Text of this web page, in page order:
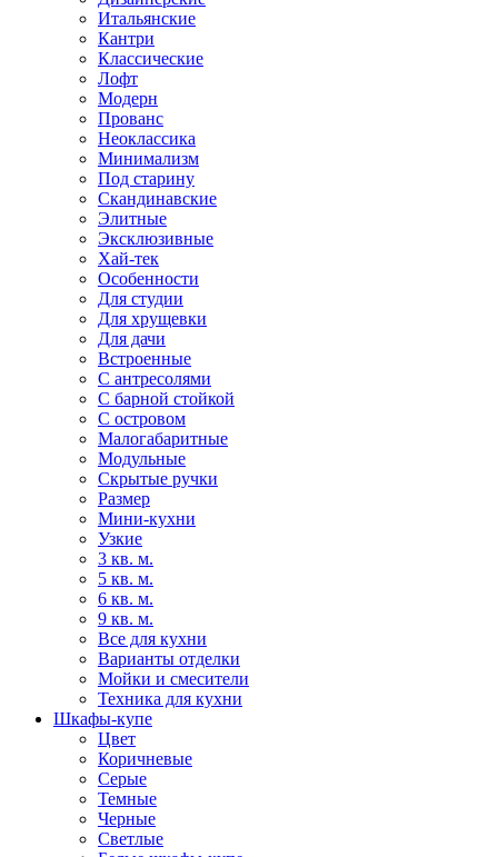
Итальянские
Кантри
Классические
Лофт
Модерн
Прованс
Неоклассика
Минимализм
Под старину
Скандинавские
Элитные
Эксклюзивные
Хай-тек
Особенности
Для студии
Для хрущевки
Для дачи
Встроенные
С антресолями
С барной стойкой
С островом
Малогабаритные
Модульные
Скрытые ручки
Размер
Мини-кухни
Узкие
3 кв. м.
5 кв. м.
6 кв. м.
9 кв. м.
Все для кухни
Варианты отделки
Мойки и смесители
Техника для кухни
Шкафы-купе
Цвет
Коричневые
Серые
Темные
Черные
Светлые